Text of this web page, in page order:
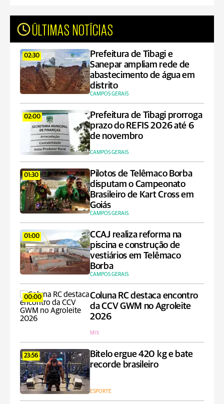
ÚLTIMAS NOTÍCIAS
02:30
Prefeitura de Tibagi e
Sanepar ampliam rede de
abastecimento de água em
distrito
CAMPOS GERAIS
02:00
Prefeitura de Tibagi prorroga
prazo do REFIS 2026 até 6
de novembro
CAMPOS GERAIS
01:30
Pilotos de Telêmaco Borba
disputam o Campeonato
Brasileiro de Kart Cross em
Goiás
CAMPOS GERAIS
01:00
CCAJ realiza reforma na
piscina e construção de
vestiários em Telêmaco
Borba
CAMPOS GERAIS
00:00
Coluna RC destaca encontro
da CCV GWM no Agroleite
2026
MIX
23:56
Bitelo ergue 420 kg e bate
recorde brasileiro
ESPORTE